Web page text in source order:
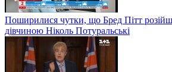
Поширилися чутки, що Бред Пітт
дівчиною Ніколь Потуральські